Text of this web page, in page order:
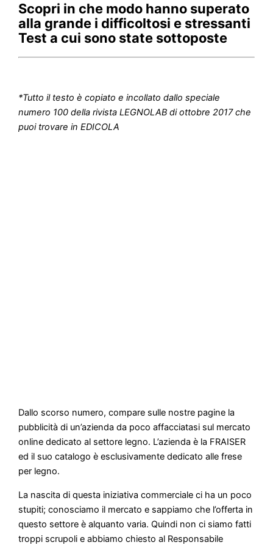
Scopri in che modo hanno superato
alla grande i difficoltosi e stressanti
Test a cui sono state sottoposte
*Tutto il testo è copiato e incollato dallo speciale
numero 100 della rivista LEGNOLAB di ottobre 2017 che
puoi trovare in EDICOLA
Dallo scorso numero, compare sulle nostre pagine la
pubblicità di un’azienda da poco affacciatasi sul mercato
online dedicato al settore legno. L’azienda è la FRAISER
ed il suo catalogo è esclusivamente dedicato alle frese
per legno.
La nascita di questa iniziativa commerciale ci ha un poco
stupiti; conosciamo il mercato e sappiamo che l’offerta in
questo settore è alquanto varia. Quindi non ci siamo fatti
troppi scrupoli e abbiamo chiesto al Responsabile